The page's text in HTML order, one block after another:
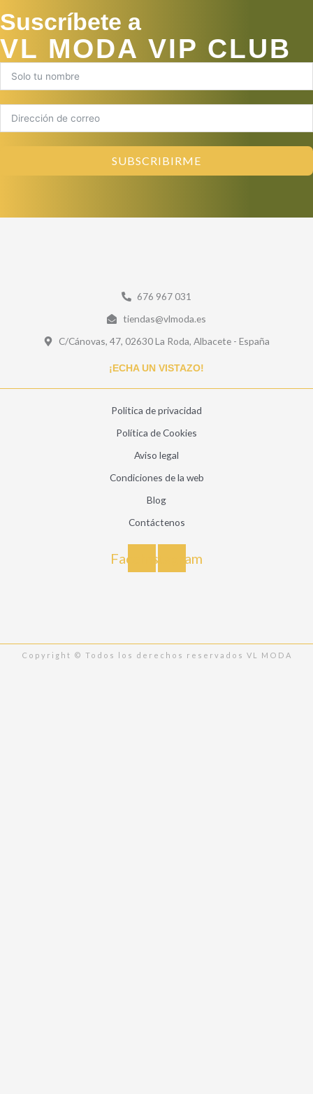
Suscríbete a
VL MODA VIP CLUB
SUBSCRIBIRME
676 967 031
tiendas@vlmoda.es
C/Cánovas, 47, 02630 La Roda, Albacete - España
¡ECHA UN VISTAZO!
Politica de privacidad
Política de Cookies
Aviso legal
Condiciones de la web
Blog
Contáctenos
FacebookInstagram
Copyright © Todos los derechos reservados VL MODA